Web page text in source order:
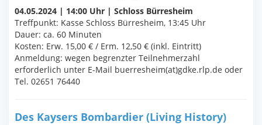
04.05.2024 | 14:00 Uhr | Schloss Bürresheim
Treffpunkt: Kasse Schloss Bürresheim, 13:45 Uhr
Dauer: ca. 60 Minuten
Kosten: Erw. 15,00 € / Erm. 12,50 € (inkl. Eintritt)
Anmeldung: wegen begrenzter Teilnehmerzahl
erforderlich unter E-Mail buerresheim(at)gdke.rlp.de oder
Tel. 02651 76440
Des Kaysers Bombardier (Living History)